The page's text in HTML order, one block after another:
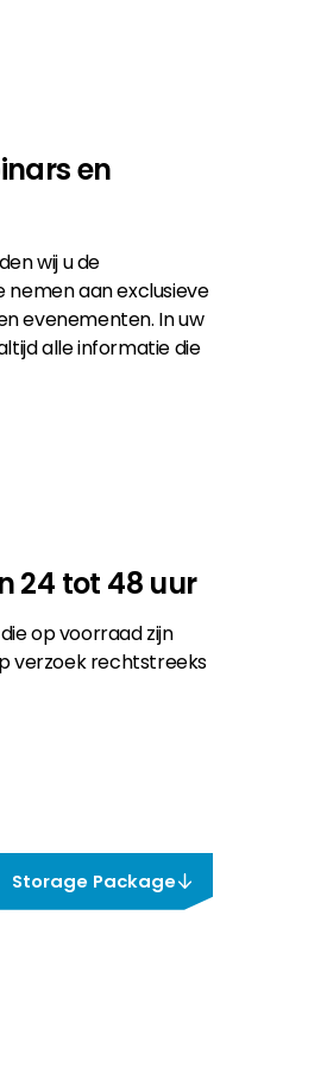
en
wij u de
nemen aan exclusieve
evenementen. In uw
alle informatie die
24 tot 48 uur
op voorraad zijn
verzoek rechtstreeks
Storage Package